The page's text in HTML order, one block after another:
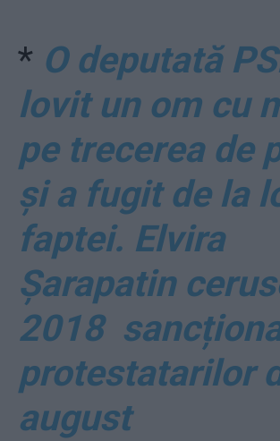
* O deputată
lovit un om cu
pe trecerea de
și a fugit de la
faptei. Elvira
Șarapatin
2018
protestatarilor
august